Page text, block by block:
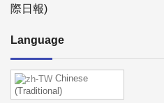
際日報)
Language
Chinese
(Traditional)